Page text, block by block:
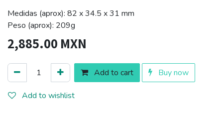
Medidas (aprox): 82 x 34.5 x 31 mm
Peso (aprox): 209g
2,885.00 MXN
Add to cart Buy now
Add to wishlist